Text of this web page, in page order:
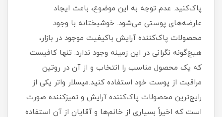
پاک‌کنید. عدم توجه به این موضوع، باعث ایجاد
عارضه‌های پوستی می‌شود. خوشبختانه با وجود
محصولات پاک‌کننده آرایش باکیفیت موجود در بازار،
هیچ‌گونه نگرانی در این زمینه وجود ندارد. تنها کافیست
که یک محصول مناسب را انتخاب و از آن در روتین
مراقبت از پوست خود استفاده کنید.میسلار واتر یکی از
رایج‌ترین محصولات پاک‌کننده آرایش و تمیزکننده صورت
است که اخیراً بسیاری از خانم‌ها و آقایان از آن استفاده